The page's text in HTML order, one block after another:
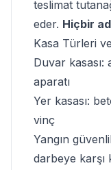
teslimat
eder. Hiçbir
Kasa Türleri ve
Duvar
aparatı
Yer kasası:
vinç
Yangın
darbeye karşı